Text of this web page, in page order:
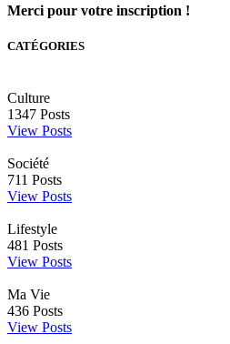
Merci pour votre inscription !
CATÉGORIES
Culture
1347 Posts
View Posts
Société
711 Posts
View Posts
Lifestyle
481 Posts
View Posts
Ma Vie
436 Posts
View Posts